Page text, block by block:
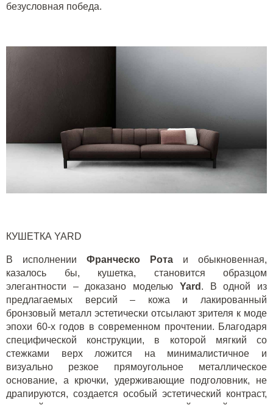
безусловная победа.
КУШЕТКА YARD
В исполнении Франческо Рота и обыкновенная,
казалось бы, кушетка, становится образцом
элегантности – доказано моделью Yard . В одной из
предлагаемых версий – кожа и лакированный
бронзовый металл эстетически отсылают зрителя к моде
эпохи 60-х годов в современном прочтении. Благодаря
специфической конструкции, в которой мягкий со
стежками верх ложится на минималистичное и
визуально резкое прямоугольное металлическое
основание, а крючки, удерживающие подголовник, не
драпируются, создается особый эстетический контраст,